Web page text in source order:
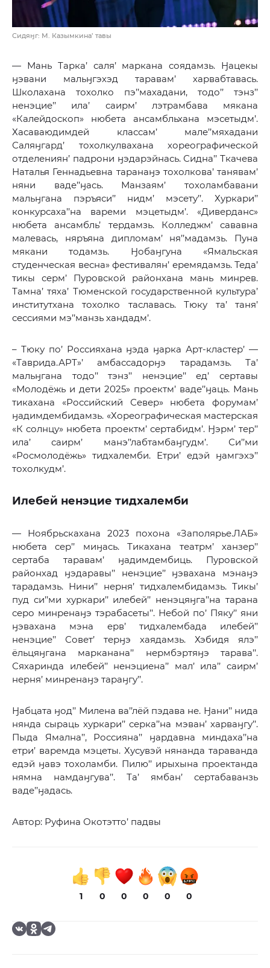
Сидяӈг: М. Казымкина’ тавы
— Мань Тарка’ саля’ маркана соядамзь. Ӈацекы
ӈэвани мальӈгэхэд таравам’ харвабтавась.
Школахана тохолко пэ’’махадани, тодо’’ тэнз’’
ненэцие’’ ила’ саирм’ лэтрамбава мякана
«Калейдоскоп» нюбета ансамбльхана мэсетыдм’.
Хасаваюдимдей классам’ мале’’мяхадани
Саляӈгард’ тохолкулвахана хореографической
отделениян’ падрони ӈэдарэйнась. Сидна’’ Ткачева
Наталья Геннадьевна таранаӈэ тохолкова’ танявам’
няни ваде’’ӈась. Манзаям’ тохоламбавани
мальӈгана пэръяси’’ нидм’ мэсету’’. Хуркари’’
конкурсаха’’на вареми мэцетыдм’. «Диверданс»
нюбета ансамбль’ тердамзь. Колледжм’ сававна
малевась, няръяна дипломам’ ня’’мадамзь. Пуна
мякани тодамзь. Ӈобаӈгуна «Ямальская
студенческая весна» фестивалян’ еремядамзь. Теда’
тикы серм’ Пуровской районхана мань минрев.
Тамна’ тяха’ Тюменской государственной культура’
институтхана тохолко таславась. Тюку та’ таня’
сессиями мэ’’манзь хандадм’.
– Тюку по’ Россияхана ӈэда ӈарка Арт-кластер’ —
«Таврида.АРТ»’ амбассадорӈэ тарадамзь. Та’
мальӈгана тодо’’ тэнз’’ ненэцие’’ ед’ сертавы
«Молодёжь и дети 2025» проектм’ ваде’’ӈаць. Мань
тикахана «Российский Север» нюбета форумам’
ӈадимдембидамзь. «Хореографическая мастерская
«К солнцу» нюбета проектм’ сертабидм’. Ӈэрм’ тер’’
ила’ саирм’ манэ’’лабтамбаӈгудм’. Си’’ми
«Росмолодёжь» тидхалемби. Етри’ едэй ӈамгэхэ’’
тохолкудм’.
Илебей ненэцие тидхалемби
— Ноябрьскахана 2023 похона «Заполярье.ЛАБ»
нюбета сер’’ миӈась. Тикахана театрм’ ханзер’’
сертаба таравам’ ӈадимдембиць. Пуровской
районхад ӈэдаравы’’ ненэцие’’ ӈэвахана мэнаӈэ
тарадамзь. Нини’’ нерня’ тидхалембидамзь. Тикы’
пуд си’’ми хуркари’’ илебей’’ ненэцяӈга’’на тарана
серо минренаӈэ тэрабасеты’’. Небой по’ Пяку’’ яни
ӈэвахана мэна ерв’ тидхалембада илебей’’
ненэцие’’ Совет’ терӈэ хаядамзь. Хэбидя ялэ’’
ёльцяӈгана марканана’’ нермбэртяӈэ тарава’’.
Сяхаринда илебей’’ ненэциена’’ мал’ ила’’ саирм’
нерня’ минренаӈэ тараӈгу’’.
Ӈабцата ӈод’’ Милена ва’’лёй пэдава не. Ӈани’’ нида
нянда сыраць хуркари’’ серка’’на мэван’ харваӈгу’’.
Пыда Ямална’’, Россияна’’ ӈардавна миндаха’’на
етри’ варемда мэцеты. Хусувэй нянанда тараванда
едэй ӈавэ тохоламби. Пилю’’ ирыхына проектанда
нямна намдаӈгува’’. Та’ ямбан’ сертабаванзь
ваде’’ӈадась.
Автор: Руфина Окотэтто’ падвы
1 0 0 0 0 0